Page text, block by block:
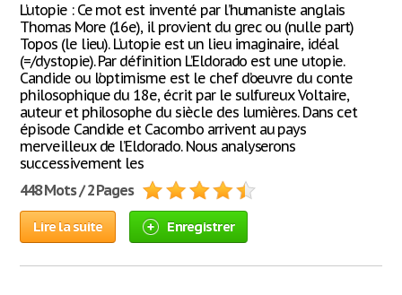
L’utopie : Ce mot est inventé par l’humaniste anglais
Thomas More (16e), il provient du grec ou (nulle part)
Topos (le lieu). L’utopie est un lieu imaginaire, idéal
(=/dystopie). Par définition L’Eldorado est une utopie.
Candide ou l’optimisme est le chef d’oeuvre du conte
philosophique du 18e, écrit par le sulfureux Voltaire,
auteur et philosophe du siècle des lumières. Dans cet
épisode Candide et Cacombo arrivent au pays
merveilleux de l’Eldorado. Nous analyserons
successivement les
448 Mots / 2 Pages
Lire la suite Enregistrer